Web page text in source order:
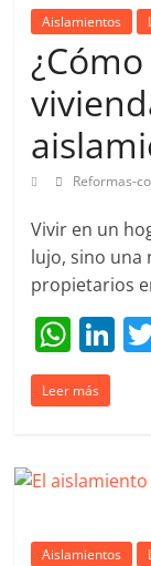
Aislamientos
Reformas-
Vivir en un
lujo, sino una
propietarios
W
h
at
A
p
Li
dI
Leer más
Aislamientos